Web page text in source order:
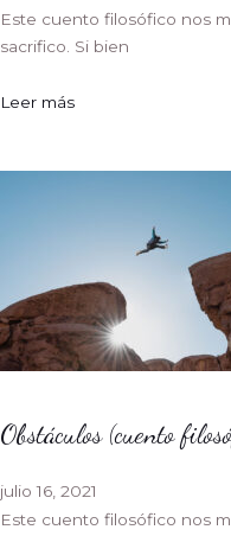
Este cuento filosófico nos
sacrifico. Si bien
Leer más
Obstáculos (cuento
julio 16, 2021
Este cuento filosófico nos